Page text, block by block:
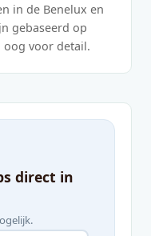
in de Benelux en
gebaseerd op
voor detail.
direct in